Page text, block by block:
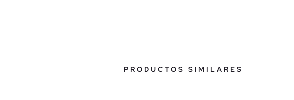
PRODUCTOS SIMILARES